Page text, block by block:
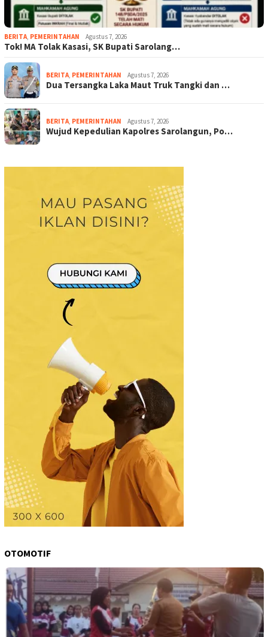
BERITA, PEMERINTAHAN Agustus 7, 2026
Tok! MA Tolak Kasasi, SK Bupati Sarolang…
BERITA, PEMERINTAHAN Agustus 7, 2026
Dua Tersangka Laka Maut Truk Tangki dan …
BERITA, PEMERINTAHAN Agustus 7, 2026
Wujud Kepedulian Kapolres Sarolangun, Po…
OTOMOTIF